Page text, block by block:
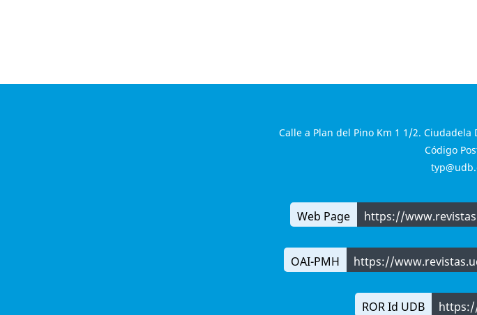
Calle a Plan del Pino Km 1 1/2. Ciudadela
Código
Web Page https://
OAI-PMH https://
ROR Id UDB